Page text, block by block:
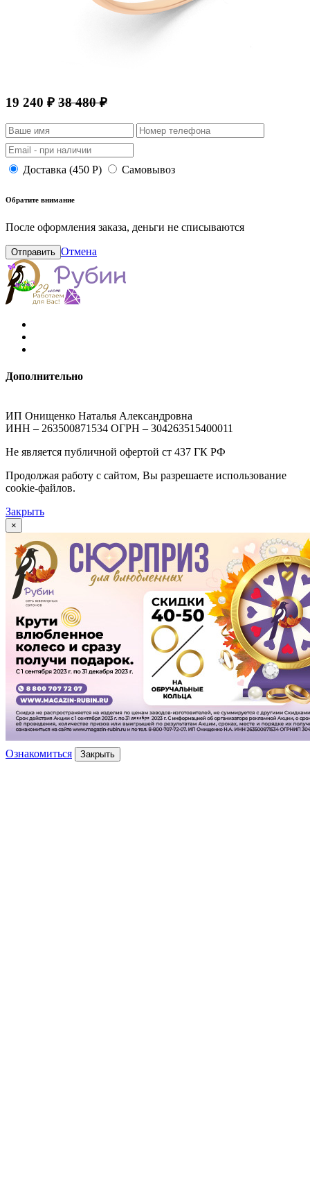
19 240 ₽ 38 480 ₽
Доставка (450 Р) Самовывоз
Обратите внимание
После оформления заказа, деньги не списываются
Отправить Отмена
Дополнительно
ИП Онищенко Наталья Александровна
ИНН – 263500871534 ОГРН – 304263515400011
Не является публичной офертой ст 437 ГК РФ
Продолжая работу с сайтом, Вы разрешаете использование
cookie-файлов.
Закрыть
×
Ознакомиться Закрыть